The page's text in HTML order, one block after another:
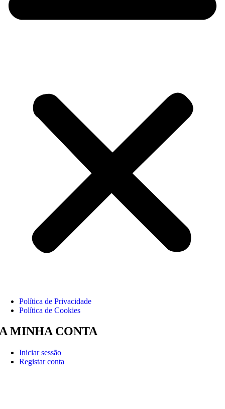
Política de Privacidade
Política de Cookies
MINHA CONTA
Iniciar sessão
Registar conta